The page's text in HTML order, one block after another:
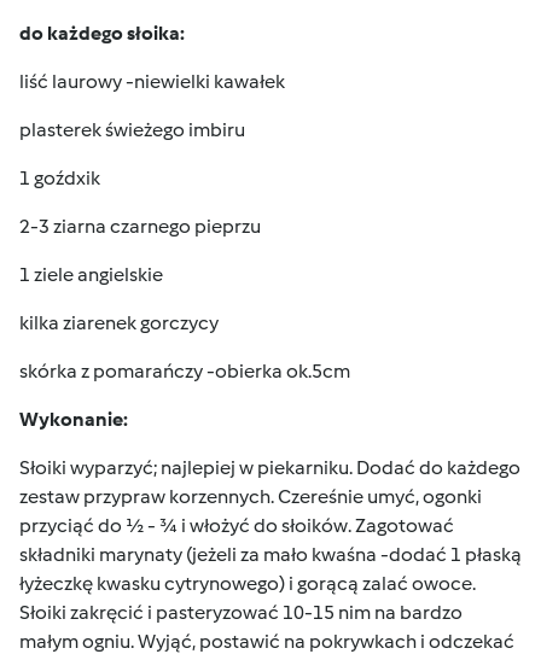
do każdego słoika:
liść laurowy -niewielki kawałek
plasterek świeżego imbiru
1 goźdxik
2-3 ziarna czarnego pieprzu
1 ziele angielskie
kilka ziarenek gorczycy
skórka z pomarańczy -obierka ok.5cm
Wykonanie:
Słoiki wyparzyć; najlepiej w piekarniku. Dodać do każdego
zestaw przypraw korzennych. Czereśnie umyć, ogonki
przyciąć do ½ - ¾ i włożyć do słoików. Zagotować
składniki marynaty (jeżeli za mało kwaśna -dodać 1 płaską
łyżeczkę kwasku cytrynowego) i gorącą zalać owoce.
Słoiki zakręcić i pasteryzować 10-15 nim na bardzo
małym ogniu. Wyjąć, postawić na pokrywkach i odczekać